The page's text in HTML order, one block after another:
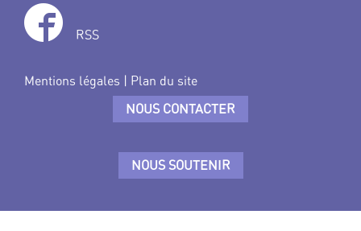
RSS
Mentions légales | Plan du site
NOUS CONTACTER
NOUS SOUTENIR